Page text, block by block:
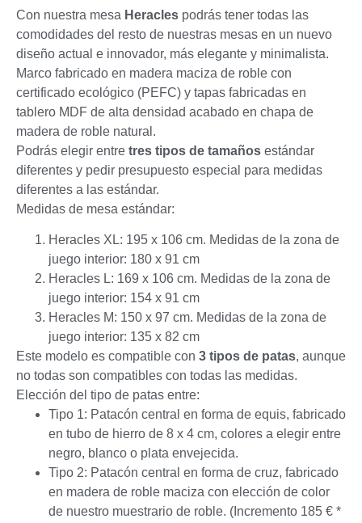
Con nuestra mesa Heracles podrás tener todas las
comodidades del resto de nuestras mesas en un nuevo
diseño actual e innovador, más elegante y minimalista.
Marco fabricado en madera maciza de roble con
certificado ecológico (PEFC) y tapas fabricadas en
tablero MDF de alta densidad acabado en chapa de
madera de roble natural.
Podrás elegir entre tres tipos de tamaños estándar
diferentes y pedir presupuesto especial para medidas
diferentes a las estándar.
Medidas de mesa estándar:
Heracles XL: 195 x 106 cm. Medidas de la zona de
juego interior: 180 x 91 cm
Heracles L: 169 x 106 cm. Medidas de la zona de
juego interior: 154 x 91 cm
Heracles M: 150 x 97 cm. Medidas de la zona de
juego interior: 135 x 82 cm
Este modelo es compatible con 3 tipos de patas, aunque
no todas son compatibles con todas las medidas.
Elección del tipo de patas entre:
Tipo 1: Patacón central en forma de equis, fabricado
en tubo de hierro de 8 x 4 cm, colores a elegir entre
negro, blanco o plata envejecida.
Tipo 2: Patacón central en forma de cruz, fabricado
en madera de roble maciza con elección de color
de nuestro muestrario de roble. (Incremento 185 € *